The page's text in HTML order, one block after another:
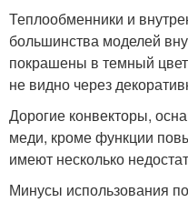
Теплообменники и
большинства моделей
покрашены в темный
не видно через
Дорогие конвекторы,
меди, кроме функции
имеют несколько
Минусы использования